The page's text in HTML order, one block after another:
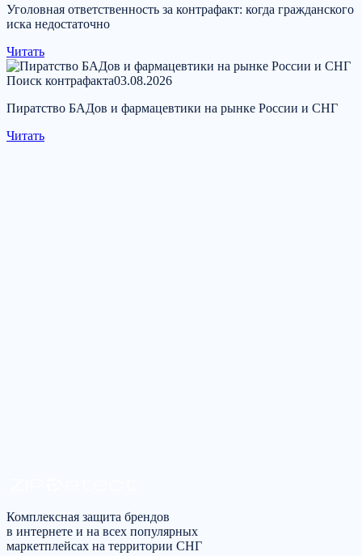
Уголовная ответственность за контрафакт: когда гражданского
иска недостаточно
Читать
Поиск контрафакта03.08.2026
Пиратство БАДов и фармацевтики на рынке России и СНГ
Читать
Комплексная защита брендов
в интернете и на всех популярных
маркетплейсах на территории СНГ